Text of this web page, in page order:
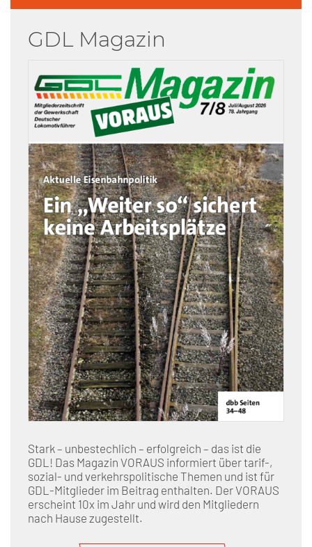
GDL Magazin
Stark – unbestechlich – erfolgreich – das ist die
GDL! Das Magazin VORAUS informiert über tarif-,
sozial- und verkehrspolitische Themen und ist für
GDL-Mitglieder im Beitrag enthalten. Der VORAUS
erscheint 10x im Jahr und wird den Mitgliedern
nach Hause zugestellt.